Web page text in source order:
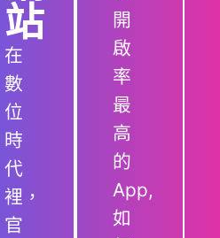
站
在
數
位
時
代
裡，
官
開
啟
率
最
高
的
App,
如